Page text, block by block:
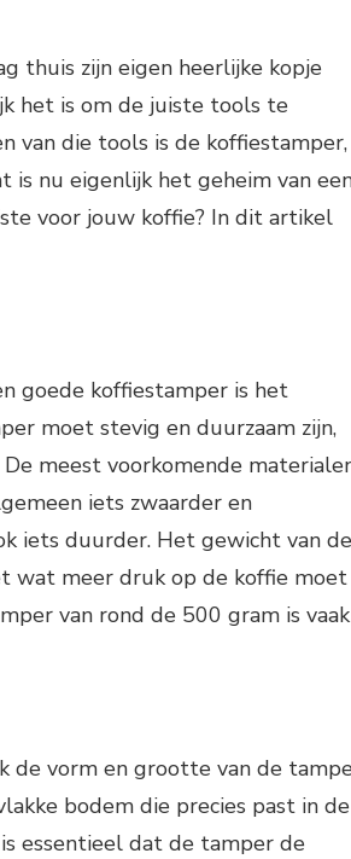
thuis zijn eigen heerlijke kopje
het is om de juiste tools te
van die tools is de koffiestamper,
is nu eigenlijk het geheim van
voor jouw koffie? In dit artikel
goede koffiestamper is het
moet stevig en duurzaam zijn,
meest voorkomende
iets zwaarder en
iets duurder. Het gewicht van de
wat meer druk op de koffie moet
van rond de 500 gram is vaak
de vorm en grootte van de
bodem die precies past in de
essentieel dat de tamper de